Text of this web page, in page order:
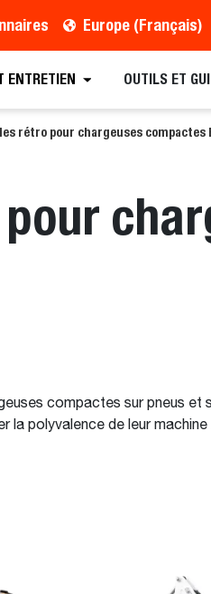
Europe (Français)
ENTRETIEN OUTILS ET
rétro pour chargeuses compactes
compactes sur pneus
polyvalence de leur